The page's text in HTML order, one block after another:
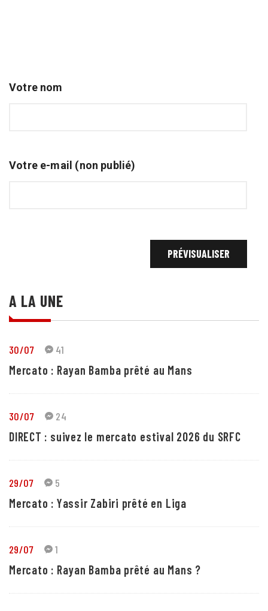
Votre nom
Votre e-mail (non publié)
A LA UNE
30/07 41
Mercato : Rayan Bamba prêté au Mans
30/07 24
DIRECT : suivez le mercato estival 2026 du SRFC
29/07 5
Mercato : Yassir Zabiri prêté en Liga
29/07 1
Mercato : Rayan Bamba prêté au Mans ?